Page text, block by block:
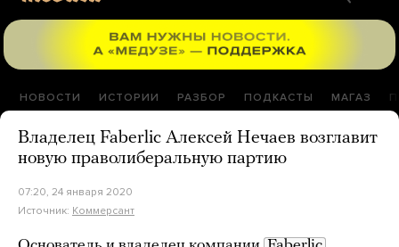
НОВОСТИ ИСТОРИИ РАЗБОР ПОДКАСТЫ МАГАЗ
Владелец Faberlic Алексей Нечаев возглавит
новую праволиберальную партию
07:20, 24 января 2020
Источник: Коммерсант